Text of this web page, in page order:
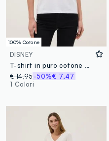
100% Cotone
DISNEY
T-shirt in puro cotone bianca regular fit con stampa Minnie
€ 14,95-50%€ 7,47
1 Colori